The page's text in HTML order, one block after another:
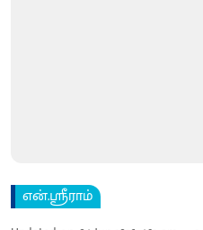
என்.ஸ்ரீராம்